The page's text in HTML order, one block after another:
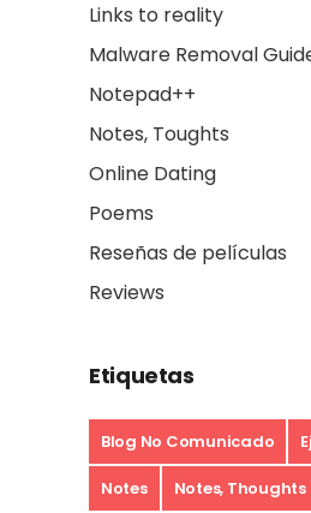
Links to reality
Malware Removal
Notepad++
Notes, Toughts
Online Dating
Poems
Reseñas de películas
Reviews
Etiquetas
Blog No Comunicado
Notes Notes, Thoughts